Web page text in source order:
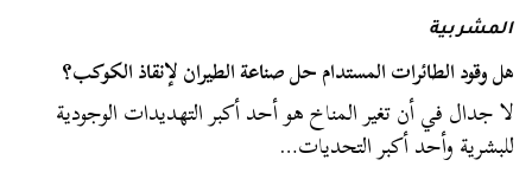
المشربية
هل وقود الطائرات المستدام حل صناعة الطيران لإنقاذ الكوكب؟
لا جدال في أن تغير المناخ هو أحد أكبر التهديدات الوجودية
للبشرية وأحد أكبر التحديات…